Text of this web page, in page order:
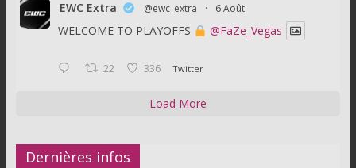
EWC Extra @ewc_extra · 6 Août
WELCOME TO PLAYOFFS @FaZe_Vegas
22 336 Twitter
Load More
Dernières infos